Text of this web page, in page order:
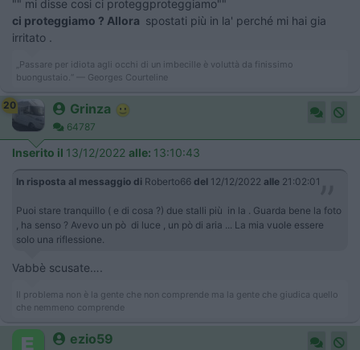
"" mi disse cosi ci proteggproteggiamo""
ci proteggiamo ? Allora spostati più in la' perché mi hai gia
irritato .
„Passare per idiota agli occhi di un imbecille è voluttà da finissimo
buongustaio.“ — Georges Courteline
20 Grinza
64787
Inserito il 13/12/2022 alle: 13:10:43
In risposta al messaggio di Roberto66 del 12/12/2022 alle 21:02:01
Puoi stare tranquillo ( e di cosa ?) due stalli più in la . Guarda bene la foto
, ha senso ? Avevo un pò di luce , un pò di aria ... La mia vuole essere
solo una riflessione.
Vabbè scusate….
Il problema non è la gente che non comprende ma la gente che giudica quello
che nemmeno comprende
ezio59